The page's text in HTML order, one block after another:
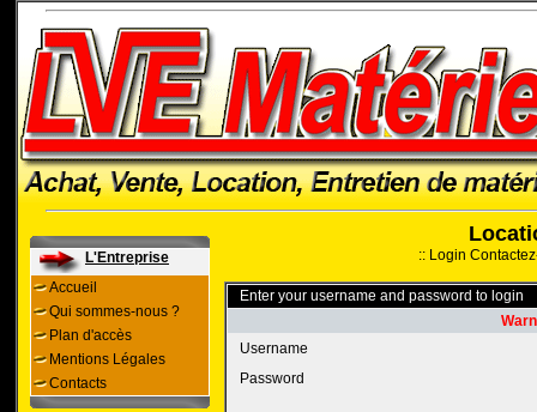
L'Entreprise
Accueil
Qui sommes-nous ?
Plan d'accès
Mentions Légales
Contacts
:: Login
Enter your username and password to login
Username
Password